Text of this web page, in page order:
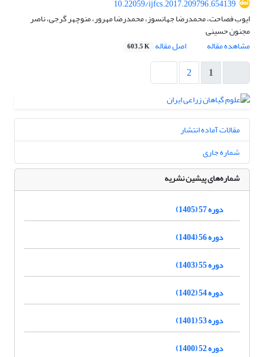
10.22059/ijfcs.2017.209796.654139
ایوب فصاحت، محمدرضا جهانسوز، محمدرضا مهرور، منوچهر گرجی، ناصر
مجنون حسینی
مشاهده مقاله
اصل مقاله 603.5 K
1
2
مقالات آماده انتشار
شماره جاری
شماره‌های پیشین نشریه
دوره 57 (1405)
دوره 56 (1404)
دوره 55 (1403)
دوره 54 (1402)
دوره 53 (1401)
دوره 52 (1400)